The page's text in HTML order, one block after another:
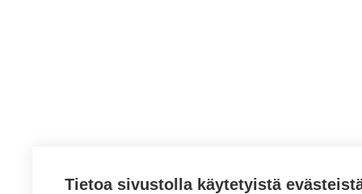
Tietoa sivustolla käytetyistä